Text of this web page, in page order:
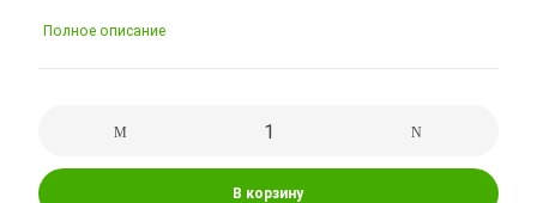
Полное описание
В корзину